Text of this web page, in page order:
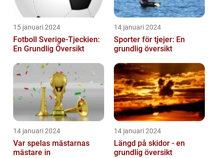
15 januari 2024
Fotboll Sverige-Tjeckien:
En Grundlig Översikt
14 januari 2024
Sporter för tjejer: En
grundlig översikt
14 januari 2024
Var spelas mästarnas
mästare in
14 januari 2024
Längd på skidor - en
grundlig översikt